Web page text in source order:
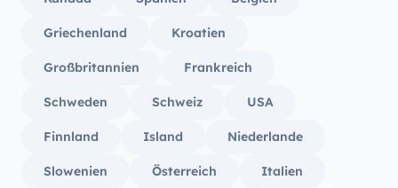
Griechenland Kroatien
Großbritannien Frankreich
Schweden Schweiz USA
Finnland Island Niederlande
Slowenien Österreich Italien